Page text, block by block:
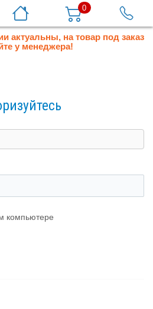
0
актуальны, на товар под заказ
у менеджера!
компьютере